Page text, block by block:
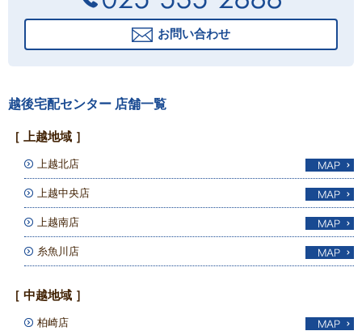
お問い合わせ
越後宅配センター 店舗一覧
［ 上越地域 ］
上越北店
上越中央店
上越南店
糸魚川店
［ 中越地域 ］
柏崎店